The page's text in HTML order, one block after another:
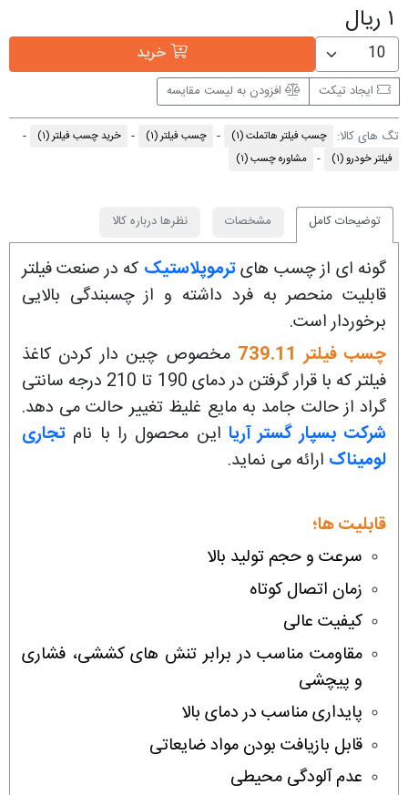
۱ ریال
خرید
ایجاد تیکت افزودن به لیست مقایسه
تگ های کالا: چسب فیلتر هاتملت(۱) چسب فیلتر(۱) خرید چسب فیلتر(۱)
فیلتر خودرو(۱) مشاوره چسب(۱)
توضیحات کامل مشخصات نظرها درباره کالا
گونه ای از چسب هایترموپلاستیک که در صنعت فیلتر
قابلیت منحصر به فرد داشته و از چسبندگی بالایی
برخوردار است.
چسب فیلتر 739.11
مخصوص چین دار کردن کاغذ
فیلتر که با قرار گرفتن در دمای 190 تا 210 درجه سانتی
گراد از حالت جامد به مایع غلیظ تغییر حالت می دهد.
شرکت بسپار گستر آریااین محصول را با نامتجاری
لومیناک ارائه می نماید.
قابلیت ها؛
سرعت و حجم تولید بالا
زمان اتصال کوتاه
کیفیت عالی
مقاومت مناسب در برابر تنش های کششی، فشاری
و پیچشی
پایداری مناسب در دمای بالا
قابل بازیافت بودن مواد ضایعاتی
عدم آلودگی محیطی